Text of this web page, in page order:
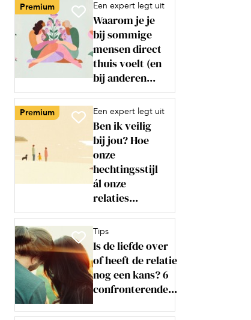
Premium Een expert legt uit
Waarom je je
bij sommige
mensen direct
thuis voelt (en
bij anderen...
Premium Een expert legt uit
Ben ik veilig
bij jou? Hoe
onze
hechtingsstijl
ál onze
relaties...
Tips
Is de liefde over
of heeft de relatie
nog een kans? 6
confronterende...